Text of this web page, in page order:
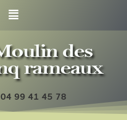
04 99 41 45 78